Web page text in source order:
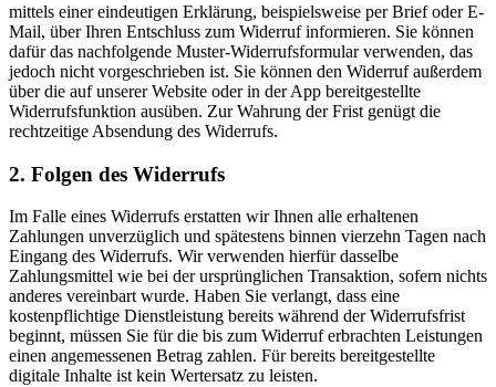
mittels einer eindeutigen Erklärung, beispielsweise per Brief oder E-
Mail, über Ihren Entschluss zum Widerruf informieren. Sie können
dafür das nachfolgende Muster-Widerrufsformular verwenden, das
jedoch nicht vorgeschrieben ist. Sie können den Widerruf außerdem
über die auf unserer Website oder in der App bereitgestellte
Widerrufsfunktion ausüben. Zur Wahrung der Frist genügt die
rechtzeitige Absendung des Widerrufs.
2. Folgen des Widerrufs
Im Falle eines Widerrufs erstatten wir Ihnen alle erhaltenen
Zahlungen unverzüglich und spätestens binnen vierzehn Tagen nach
Eingang des Widerrufs. Wir verwenden hierfür dasselbe
Zahlungsmittel wie bei der ursprünglichen Transaktion, sofern nichts
anderes vereinbart wurde. Haben Sie verlangt, dass eine
kostenpflichtige Dienstleistung bereits während der Widerrufsfrist
beginnt, müssen Sie für die bis zum Widerruf erbrachten Leistungen
einen angemessenen Betrag zahlen. Für bereits bereitgestellte
digitale Inhalte ist kein Wertersatz zu leisten.